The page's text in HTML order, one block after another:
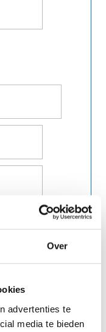
Over
advertenties te
media te bieden
van de